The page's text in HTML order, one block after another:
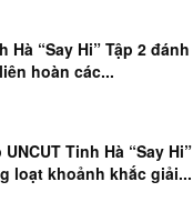
Hà “Say Hi” Tập 2 đánh
hoàn các...
UNCUT Tinh Hà “Say Hi”
loạt khoảnh khắc giải...